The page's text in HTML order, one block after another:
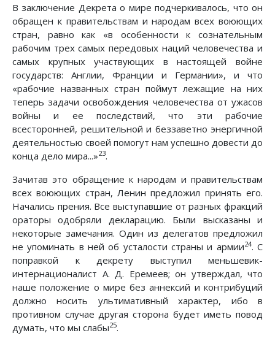
В заключение Декрета о мире подчеркивалось, что он
обращен к правительствам и народам всех воюющих
стран, равно как «в особенности к сознательным
рабочим трех самых передовых наций человечества и
самых крупных участвующих в настоящей войне
государств: Англии, Франции и Германии», и что
«рабочие названных стран поймут лежащие на них
теперь задачи освобождения человечества от ужасов
войны и ее последствий, что эти рабочие
всесторонней, решительной и беззаветно энергичной
деятельностью своей помогут нам успешно довести до
конца дело мира...»23.
Зачитав это обращение к народам и правительствам
всех воюющих стран, Ленин предложил принять его.
Начались прения. Все выступавшие от разных фракций
ораторы одобряли декларацию. Были высказаны и
некоторые замечания. Один из делегатов предложил
не упоминать в ней об усталости страны и армии24. С
поправкой к декрету выступил меньшевик-
интернационалист А. Д. Еремеев; он утверждал, что
наше положение о мире без аннексий и контрибуций
должно носить ультимативный характер, ибо в
противном случае другая сторона будет иметь повод
думать, что мы слабы25.